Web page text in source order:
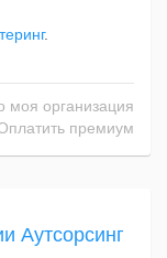
.
моя организация
премиум
Аутсорсинг